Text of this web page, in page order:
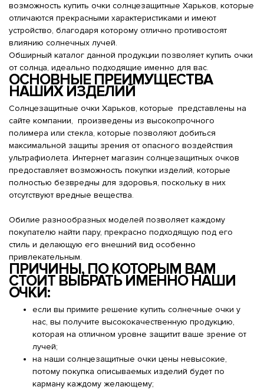
возможность купить очки солнцезащитные Харьков, которые
отличаются прекрасными характеристиками и имеют
устройство, благодаря которому отлично противостоят
влиянию солнечных лучей.
Обширный каталог данной продукции позволяет купить очки
от солнца, идеально подходящие именно для вас.
ОСНОВНЫЕ ПРЕИМУЩЕСТВА
НАШИХ ИЗДЕЛИЙ
Солнцезащитные очки Харьков, которые представлены на
сайте компании, произведены из высокопрочного
полимера или стекла, которые позволяют добиться
максимальной защиты зрения от опасного воздействия
ультрафиолета. Интернет магазин солнцезащитных очков
предоставляет возможность покупки изделий, которые
полностью безвредны для здоровья, поскольку в них
отсутствуют вредные вещества.
Обилие разнообразных моделей позволяет каждому
покупателю найти пару, прекрасно подходящую под его
стиль и делающую его внешний вид особенно
привлекательным.
ПРИЧИНЫ, ПО КОТОРЫМ ВАМ
СТОИТ ВЫБРАТЬ ИМЕННО НАШИ
ОЧКИ:
если вы примите решение купить солнечные очки у
нас, вы получите высококачественную продукцию,
которая на отличном уровне защитит ваше зрение от
лучей;
на наши солнцезащитные очки цены невысокие,
потому покупка описываемых изделий будет по
карману каждому желающему;